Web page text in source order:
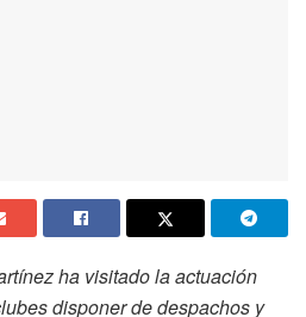
ha visitado la actuación
disponer de despachos y